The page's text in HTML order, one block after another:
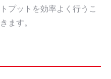
プットを効率よく行うこ
ます。